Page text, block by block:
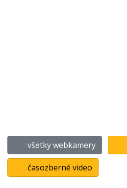
všetky webkamery
časozberné video